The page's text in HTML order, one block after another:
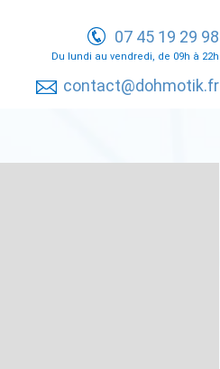
07 45 19 29 98
Du lundi au vendredi, de 09h à 22h
contact@dohmotik.fr